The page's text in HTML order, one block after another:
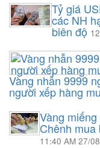
Tỷ giá
các NH
biên độ
Vàng nhẫn 9999
người xếp hàng
Vàng
Chênh
11:40 AM 27/08